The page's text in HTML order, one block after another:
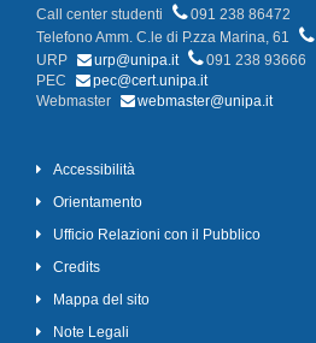
Call center studenti
091 238 86472
Telefono Amm. C.le di P.zza Marina, 61
URP
urp@unipa.it
091 238 93666
PEC
pec@cert.unipa.it
Webmaster
webmaster@unipa.it
Accessibilità
Orientamento
Ufficio Relazioni con il Pubblico
Credits
Mappa del sito
Note Legali